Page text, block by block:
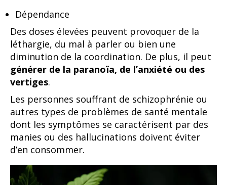
Dépendance
Des doses élevées peuvent provoquer de la
léthargie, du mal à parler ou bien une
diminution de la coordination. De plus, il peut
générer de la paranoïa, de l’anxiété ou des
vertiges.
Les personnes souffrant de schizophrénie ou
autres types de problèmes de santé mentale
dont les symptômes se caractérisent par des
manies ou des hallucinations doivent éviter
d’en consommer.